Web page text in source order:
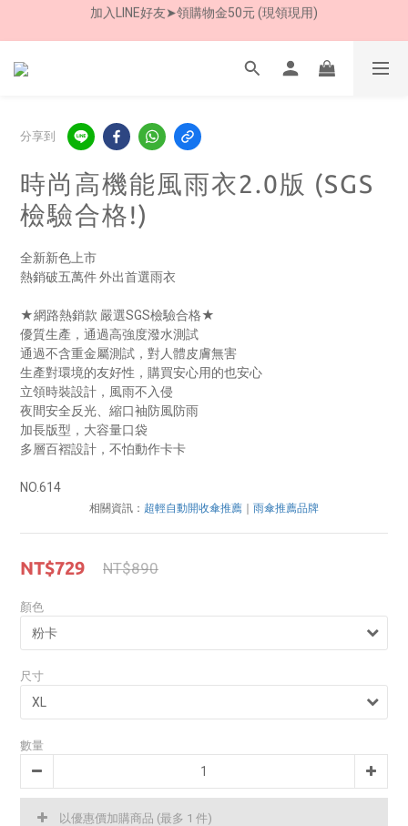
加入LINE好友➤領購物金50元 (現領現用)
7/30-8/24 全館買就送 雨傘收納袋(乙個)
加入LINE好友➤領購物金50元 (現領現用)
分享到
時尚高機能風雨衣2.0版 (SGS
檢驗合格!)
全新新色上市
熱銷破五萬件 外出首選雨衣
★網路熱銷款 嚴選SGS檢驗合格★
優質生產，通過高強度潑水測試
通過不含重金屬測試，對人體皮膚無害
生產對環境的友好性，購買安心用的也安心
立領時裝設計，風雨不入侵
夜間安全反光、縮口袖防風防雨
加長版型，大容量口袋
多層百褶設計，不怕動作卡卡
NO.614
相關資訊： 超輕自動開收傘推薦 雨傘推薦品牌
NT$729 NT$890
顏色
尺寸
數量
以優惠價加購商品 (最多 1 件)